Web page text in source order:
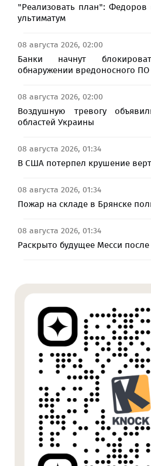
"Реализовать план": Федоров
ультиматум
08 августа 2026, 02:00
Банки начнут
обнаружении вредоносного ПО
08 августа 2026, 02:00
Воздушную тревогу
областей Украины
08 августа 2026, 01:34
В США потерпел крушение
08 августа 2026, 01:34
Пожар на складе в Брянске
08 августа 2026, 01:34
Раскрыто будущее Месси